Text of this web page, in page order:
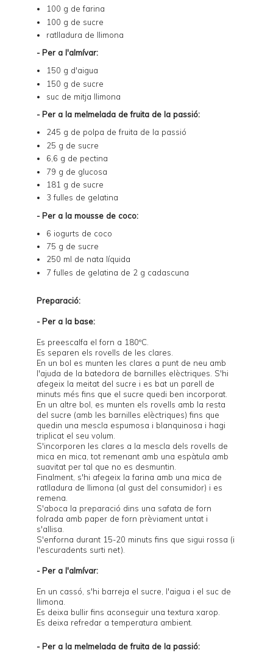
100 g de farina
100 g de sucre
ratlladura de llimona
- Per a l'almívar:
150 g d'aigua
150 g de sucre
suc de mitja llimona
- Per a la melmelada de fruita de la passió:
245 g de polpa de fruita de la passió
25 g de sucre
6,6 g de pectina
79 g de glucosa
181 g de sucre
3 fulles de gelatina
- Per a la mousse de coco:
6 iogurts de coco
75 g de sucre
250 ml de nata líquida
7 fulles de gelatina de 2 g cadascuna
Preparació:
- Per a la base:
Es preescalfa el forn a 180ºC.
Es separen els rovells de les clares.
En un bol es munten les clares a punt de neu amb
l'ajuda de la batedora de barnilles elèctriques. S'hi
afegeix la meitat del sucre i es bat un parell de
minuts més fins que el sucre quedi ben incorporat.
En un altre bol, es munten els rovells amb la resta
del sucre (amb les barnilles elèctriques) fins que
quedin una mescla espumosa i blanquinosa i hagi
triplicat el seu volum.
S'incorporen les clares a la mescla dels rovells de
mica en mica, tot remenant amb una espàtula amb
suavitat per tal que no es desmuntin.
Finalment, s'hi afegeix la farina amb una mica de
ratlladura de llimona (al gust del consumidor) i es
remena.
S'aboca la preparació dins una safata de forn
folrada amb paper de forn prèviament untat i
s'allisa.
S'enforna durant 15-20 minuts fins que sigui rossa (i
l'escuradents surti net).
- Per a l'almívar:
En un cassó, s'hi barreja el sucre, l'aigua i el suc de
llimona.
Es deixa bullir fins aconseguir una textura xarop.
Es deixa refredar a temperatura ambient.
- Per a la melmelada de fruita de la passió: